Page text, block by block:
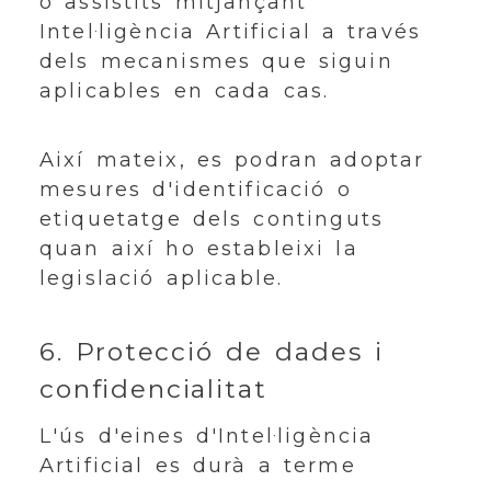
Intel·ligència Artificial a través
dels mecanismes que siguin
aplicables en cada cas.
Així mateix, es podran adoptar
mesures d'identificació o
etiquetatge dels continguts
quan així ho estableixi la
legislació aplicable.
6. Protecció de dades i
confidencialitat
L'ús d'eines d'Intel·ligència
Artificial es durà a terme